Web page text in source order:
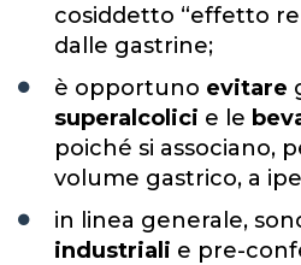
cosiddetto “effetto
dalle gastrine;
è opportuno evitare
superalcolici e le
poiché si associano,
volume gastrico, a
in linea generale,
industriali e pre-